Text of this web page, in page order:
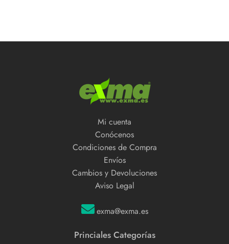
Mi cuenta
Conócenos
Condiciones de Compra
Envíos
Cambios y Devoluciones
Aviso Legal
exma@exma.es
Princiales Categorías